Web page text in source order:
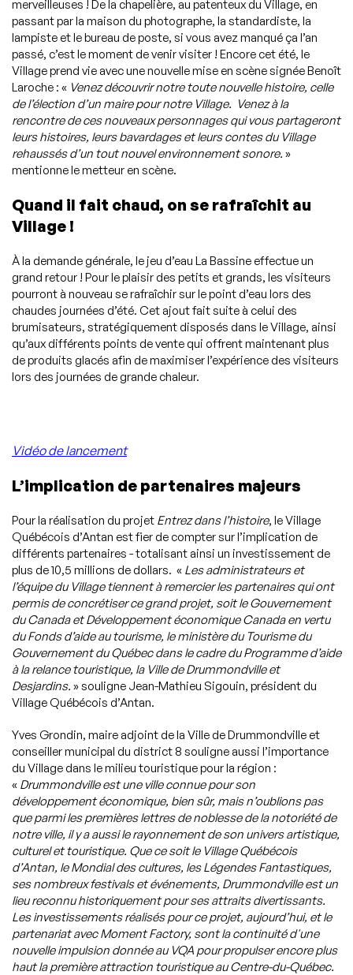
merveilleuses ! De la chapelière, au patenteux du Village, en
passant par la maison du photographe, la standardiste, la
lampiste et le bureau de poste, si vous avez manqué ça l’an
passé, c’est le moment de venir visiter ! Encore cet été, le
Village prend vie avec une nouvelle mise en scène signée Benoît
Laroche : « Venez découvrir notre toute nouvelle histoire, celle
de l’élection d’un maire pour notre Village. Venez à la
rencontre de ces nouveaux personnages qui vous partageront
leurs histoires, leurs bavardages et leurs contes du Village
rehaussés d’un tout nouvel environnement sonore. »
mentionne le metteur en scène.
Quand il fait chaud, on se rafraîchit au
Village !
À la demande générale, le jeu d’eau La Bassine effectue un
grand retour ! Pour le plaisir des petits et grands, les visiteurs
pourront à nouveau se rafraîchir sur le point d’eau lors des
chaudes journées d’été. Cet ajout fait suite à celui des
brumisateurs, stratégiquement disposés dans le Village, ainsi
qu’aux différents points de vente qui offrent maintenant plus
de produits glacés afin de maximiser l’expérience des visiteurs
lors des journées de grande chaleur.
Vidéo de lancement
L’implication de partenaires majeurs
Pour la réalisation du projet Entrez dans l’histoire, le Village
Québécois d’Antan est fier de compter sur l’implication de
différents partenaires - totalisant ainsi un investissement de
plus de 10,5 millions de dollars. « Les administrateurs et
l’équipe du Village tiennent à remercier les partenaires qui ont
permis de concrétiser ce grand projet, soit le Gouvernement
du Canada et Développement économique Canada en vertu
du Fonds d’aide au tourisme, le ministère du Tourisme du
Gouvernement du Québec dans le cadre du Programme d’aide
à la relance touristique, la Ville de Drummondville et
Desjardins. » souligne Jean-Mathieu Sigouin, président du
Village Québécois d’Antan.
Yves Grondin, maire adjoint de la Ville de Drummondville et
conseiller municipal du district 8 souligne aussi l’importance
du Village dans le milieu touristique pour la région :
« Drummondville est une ville connue pour son
développement économique, bien sûr, mais n’oublions pas
que parmi les premières lettres de noblesse de la notoriété de
notre ville, il y a aussi le rayonnement de son univers artistique,
culturel et touristique. Que ce soit le Village Québécois
d’Antan, le Mondial des cultures, les Légendes Fantastiques,
ses nombreux festivals et événements, Drummondville est un
lieu reconnu historiquement pour ses attraits divertissants.
Les investissements réalisés pour ce projet, aujourd’hui, et le
partenariat avec Moment Factory, sont la continuité d'une
nouvelle impulsion donnée au VQA pour propulser encore plus
haut la première attraction touristique au Centre-du-Québec.